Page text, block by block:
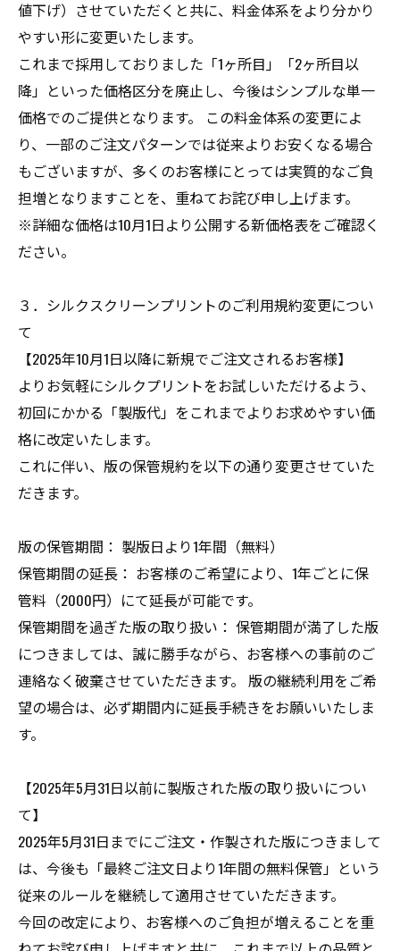
値下げ）させていただくと共に、料金体系をより分かり
やすい形に変更いたします。
これまで採用しておりました「1ヶ所目」「2ヶ所目以
降」といった価格区分を廃止し、今後はシンプルな単一
価格でのご提供となります。 この料金体系の変更によ
り、一部のご注文パターンでは従来よりお安くなる場合
もございますが、多くのお客様にとっては実質的なご負
担増となりますことを、重ねてお詫び申し上げます。
※詳細な価格は10月1日より公開する新価格表をご確認く
ださい。
３．シルクスクリーンプリントのご利用規約変更につい
て
【2025年10月1日以降に新規でご注文されるお客様】
よりお気軽にシルクプリントをお試しいただけるよう、
初回にかかる「製版代」をこれまでよりお求めやすい価
格に改定いたします。
これに伴い、版の保管規約を以下の通り変更させていた
だきます。
版の保管期間： 製版日より1年間（無料）
保管期間の延長： お客様のご希望により、1年ごとに保
管料（2000円）にて延長が可能です。
保管期間を過ぎた版の取り扱い： 保管期間が満了した版
につきましては、誠に勝手ながら、お客様への事前のご
連絡なく破棄させていただきます。 版の継続利用をご希
望の場合は、必ず期間内に延長手続きをお願いいたしま
す。
【2025年5月31日以前に製版された版の取り扱いについ
て】
2025年5月31日までにご注文・作製された版につきまして
は、今後も「最終ご注文日より1年間の無料保管」という
従来のルールを継続して適用させていただきます。
今回の改定により、お客様へのご負担が増えることを重